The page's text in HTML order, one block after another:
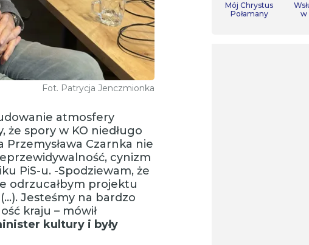
Fot. Patrycja Jenczmionka
atmosfery
że spory w KO niedługo
Czarnka nie
cynizm
PiS-u. -Spodziewam, że
odrzucałbym projektu
Jesteśmy na bardzo
kraju – mówił
kultury i były
Mój Chrystus
Połamany
w